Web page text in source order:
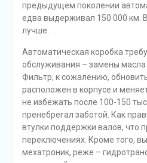
предыдущем поколении
едва выдерживал 150 000 км.
лучше.
Автоматическая коробка
обслуживания – замены
Фильтр, к сожалению,
расположен в корпусе и
не избежать после 100-150
пренебрегал заботой. Как
втулки поддержки валов, что
переключениях. Кроме того,
мехатроник, реже –